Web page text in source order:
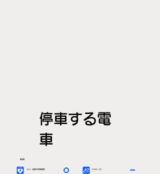
停車する電
車
駅情報
ＡＥＤ（自動体外除細動器） エスカレーター
〇
ー